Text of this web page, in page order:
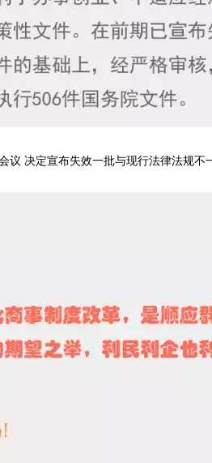
决定宣布失效一批与现行法律法规不